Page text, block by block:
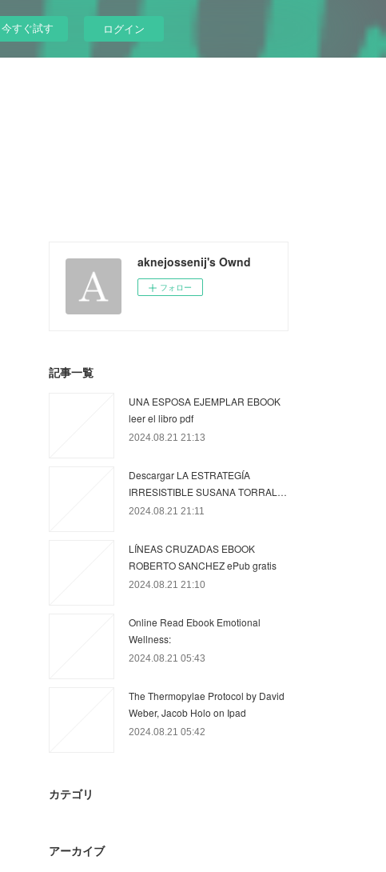
今すぐ試す ログイン
aknejossenij's Ownd
フォロー
記事一覧
UNA ESPOSA EJEMPLAR EBOOK
leer el libro pdf
2024.08.21 21:13
Descargar LA ESTRATEGÍA
IRRESISTIBLE SUSANA TORRAL…
2024.08.21 21:11
LÍNEAS CRUZADAS EBOOK
ROBERTO SANCHEZ ePub gratis
2024.08.21 21:10
Online Read Ebook Emotional
Wellness:
2024.08.21 05:43
The Thermopylae Protocol by David
Weber, Jacob Holo on Ipad
2024.08.21 05:42
カテゴリ
アーカイブ